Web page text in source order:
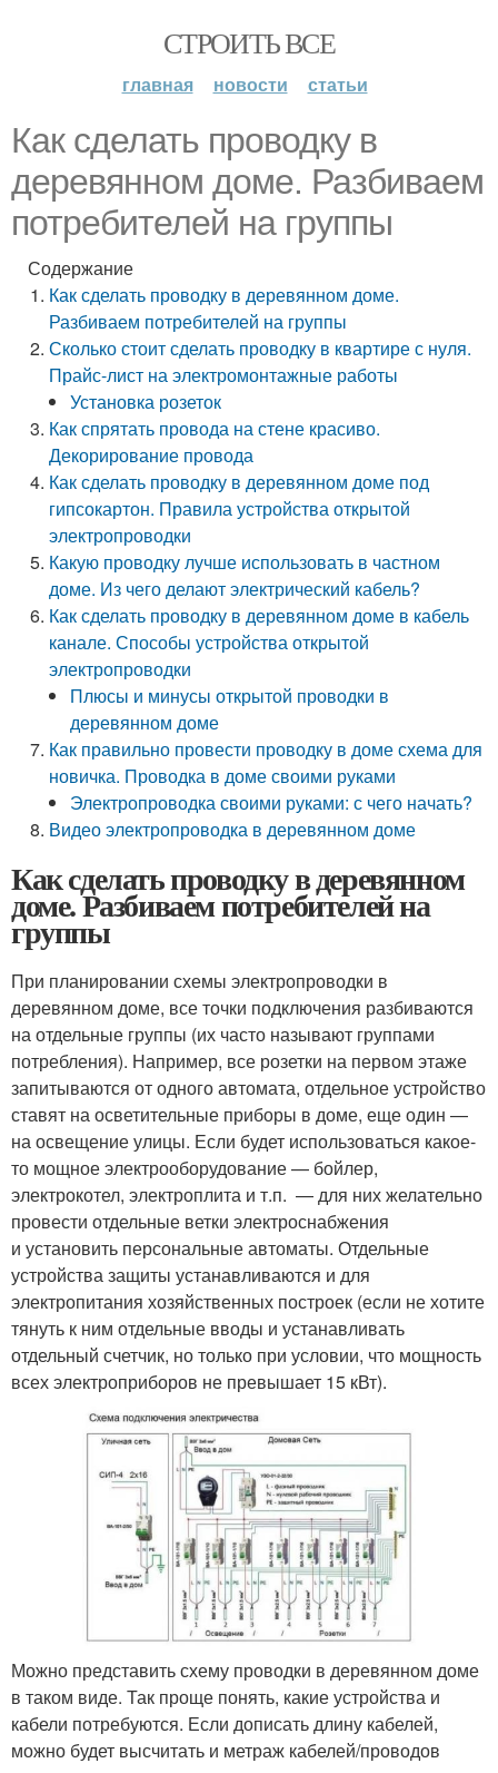
СТРОИТЬ ВСЕ
главная новости статьи
Как сделать проводку в
деревянном доме. Разбиваем
потребителей на группы
Содержание
Как сделать проводку в деревянном доме.
Разбиваем потребителей на группы
Сколько стоит сделать проводку в квартире с нуля.
Прайс-лист на электромонтажные работы
Установка розеток
Как спрятать провода на стене красиво.
Декорирование провода
Как сделать проводку в деревянном доме под
гипсокартон. Правила устройства открытой
электропроводки
Какую проводку лучше использовать в частном
доме. Из чего делают электрический кабель?
Как сделать проводку в деревянном доме в кабель
канале. Способы устройства открытой
электропроводки
Плюсы и минусы открытой проводки в
деревянном доме
Как правильно провести проводку в доме схема для
новичка. Проводка в доме своими руками
Электропроводка своими руками: с чего начать?
Видео электропроводка в деревянном доме
Как сделать проводку в деревянном
доме. Разбиваем потребителей на
группы
При планировании схемы электропроводки в
деревянном доме, все точки подключения разбиваются
на отдельные группы (их часто называют группами
потребления). Например, все розетки на первом этаже
запитываются от одного автомата, отдельное устройство
ставят на осветительные приборы в доме, еще один —
на освещение улицы. Если будет использоваться какое-
то мощное электрооборудование — бойлер,
электрокотел, электроплита и т.п. — для них желательно
провести отдельные ветки электроснабжения
и установить персональные автоматы. Отдельные
устройства защиты устанавливаются и для
электропитания хозяйственных построек (если не хотите
тянуть к ним отдельные вводы и устанавливать
отдельный счетчик, но только при условии, что мощность
всех электроприборов не превышает 15 кВт).
Можно представить схему проводки в деревянном доме
в таком виде. Так проще понять, какие устройства и
кабели потребуются. Если дописать длину кабелей,
можно будет высчитать и метраж кабелей/проводов